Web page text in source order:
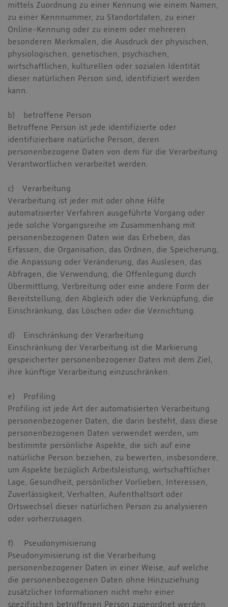
mittels Zuordnung zu einer Kennung wie einem Namen,
zu einer Kennnummer, zu Standortdaten, zu einer
Online-Kennung oder zu einem oder mehreren
besonderen Merkmalen, die Ausdruck der physischen,
physiologischen, genetischen, psychischen,
wirtschaftlichen, kulturellen oder sozialen Identität
dieser natürlichen Person sind, identifiziert werden
kann.
b) betroffene Person
Betroffene Person ist jede identifizierte oder
identifizierbare natürliche Person, deren
personenbezogene Daten von dem für die Verarbeitung
Verantwortlichen verarbeitet werden.
c) Verarbeitung
Verarbeitung ist jeder mit oder ohne Hilfe
automatisierter Verfahren ausgeführte Vorgang oder
jede solche Vorgangsreihe im Zusammenhang mit
personenbezogenen Daten wie das Erheben, das
Erfassen, die Organisation, das Ordnen, die Speicherung,
die Anpassung oder Veränderung, das Auslesen, das
Abfragen, die Verwendung, die Offenlegung durch
Übermittlung, Verbreitung oder eine andere Form der
Bereitstellung, den Abgleich oder die Verknüpfung, die
Einschränkung, das Löschen oder die Vernichtung.
d) Einschränkung der Verarbeitung
Einschränkung der Verarbeitung ist die Markierung
gespeicherter personenbezogener Daten mit dem Ziel,
ihre künftige Verarbeitung einzuschränken.
e) Profiling
Profiling ist jede Art der automatisierten Verarbeitung
personenbezogener Daten, die darin besteht, dass diese
personenbezogenen Daten verwendet werden, um
bestimmte persönliche Aspekte, die sich auf eine
natürliche Person beziehen, zu bewerten, insbesondere,
um Aspekte bezüglich Arbeitsleistung, wirtschaftlicher
Lage, Gesundheit, persönlicher Vorlieben, Interessen,
Zuverlässigkeit, Verhalten, Aufenthaltsort oder
Ortswechsel dieser natürlichen Person zu analysieren
oder vorherzusagen.
f) Pseudonymisierung
Pseudonymisierung ist die Verarbeitung
personenbezogener Daten in einer Weise, auf welche
die personenbezogenen Daten ohne Hinzuziehung
zusätzlicher Informationen nicht mehr einer
spezifischen betroffenen Person zugeordnet werden